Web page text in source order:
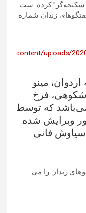
شکنجه‌گر” کرده است.
زندان شماره
content/uploads/
مینو
شکوهی، فرخ
که توسط
ویرایش شده
فانی
زندان را می